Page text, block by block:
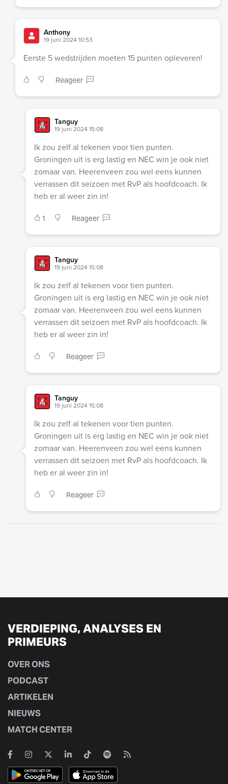
Anthony
19 juni 2024 10:53
Eerste 5 wedstrijden moeten 15 punten opleveren!
Reageer
Tanguy
19 juni 2024 15:08
Ik zou zelf al tekenen voor tien punten.
Groningen uit is erg lastig en NEC win je ook niet
zomaar van. Heerenveen zou wel eens kunnen
verrassen dit seizoen met RvP als hoofdcoach. Ik
heb er al weer zin in!
1 Reageer
Tanguy
19 juni 2024 15:08
Ik zou zelf al tekenen voor tien punten.
Groningen uit is erg lastig en NEC win je ook niet
zomaar van. Heerenveen zou wel eens kunnen
verrassen dit seizoen met RvP als hoofdcoach. Ik
heb er al weer zin in!
Reageer
Tanguy
19 juni 2024 15:08
Ik zou zelf al tekenen voor tien punten.
Groningen uit is erg lastig en NEC win je ook niet
zomaar van. Heerenveen zou wel eens kunnen
verrassen dit seizoen met RvP als hoofdcoach. Ik
heb er al weer zin in!
Reageer
VERDIEPING, ANALYSES EN
PRIMEURS
OVER ONS
PODCAST
ARTIKELEN
NIEUWS
MATCH CENTER